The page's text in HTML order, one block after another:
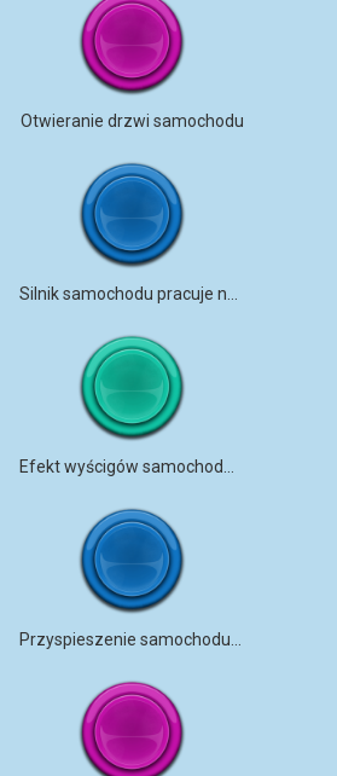
Otwieranie drzwi samochodu